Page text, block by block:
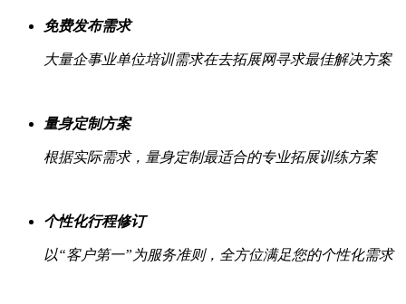
免费发布需求
大量企事业单位培训需求在去拓展网寻求最佳解决方案
量身定制方案
根据实际需求，量身定制最适合的专业拓展训练方案
个性化行程修订
以“客户第一”为服务准则，全方位满足您的个性化需求